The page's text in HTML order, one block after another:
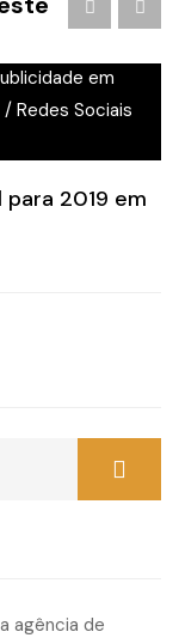
em
/ Redes Sociais
2019 em
agência de